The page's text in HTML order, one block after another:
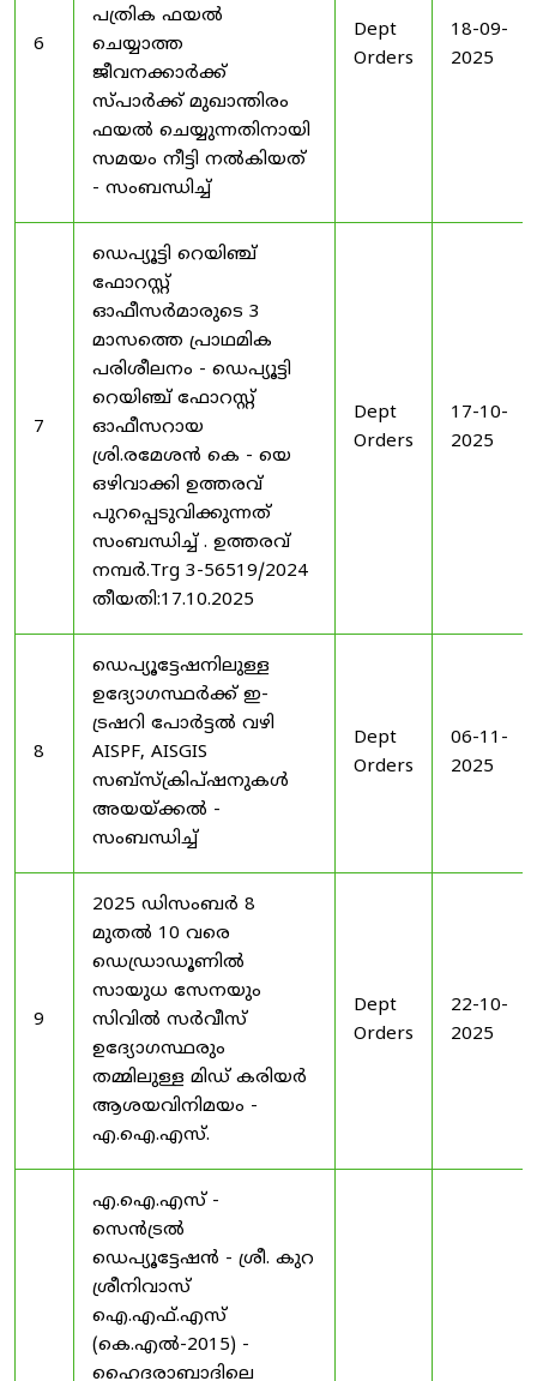
6
പത്രിക ഫയൽ
ചെയ്യാത്ത
ജീവനക്കാർക്ക്
സ്പാർക്ക് മുഖാന്തിരം
ഫയൽ ചെയ്യുന്നതിനായി
സമയം നീട്ടി നൽകിയത്
- സംബന്ധിച്ച്
Dept
Orders
18-09-
2025
7
ഡെപ്യൂട്ടി റെയിഞ്ച്
ഫോറസ്റ്റ്
ഓഫീസർമാരുടെ 3
മാസത്തെ പ്രാഥമിക
പരിശീലനം - ഡെപ്യൂട്ടി
റെയിഞ്ച് ഫോറസ്റ്റ്
ഓഫീസറായ
ശ്രി.രമേശൻ കെ - യെ
ഒഴിവാക്കി ഉത്തരവ്
പുറപ്പെടുവിക്കുന്നത്
സംബന്ധിച്ച് . ഉത്തരവ്
നമ്പർ.Trg 3-56519/2024
തീയതി:17.10.2025
Dept
Orders
17-10-
2025
8
ഡെപ്യൂട്ടേഷനിലുള്ള
ഉദ്യോഗസ്ഥർക്ക് ഇ-
ട്രഷറി പോർട്ടൽ വഴി
AISPF, AISGIS
സബ്‌സ്‌ക്രിപ്‌ഷനുകൾ
അയയ്ക്കൽ -
സംബന്ധിച്ച്
Dept
Orders
06-11-
2025
9
2025 ഡിസംബർ 8
മുതൽ 10 വരെ
ഡെഡ്രാഡൂണിൽ
സായുധ സേനയും
സിവിൽ സർവീസ്
ഉദ്യോഗസ്ഥരും
തമ്മിലുള്ള മിഡ് കരിയർ
ആശയവിനിമയം -
എ.ഐ.എസ്.
Dept
Orders
22-10-
2025
എ.ഐ.എസ് -
സെൻട്രൽ
ഡെപ്യൂട്ടേഷൻ - ശ്രീ. കുറ
ശ്രീനിവാസ്
ഐ.എഫ്.എസ്
(കെ.എൽ-2015) -
ഹൈദരാബാദിലെ